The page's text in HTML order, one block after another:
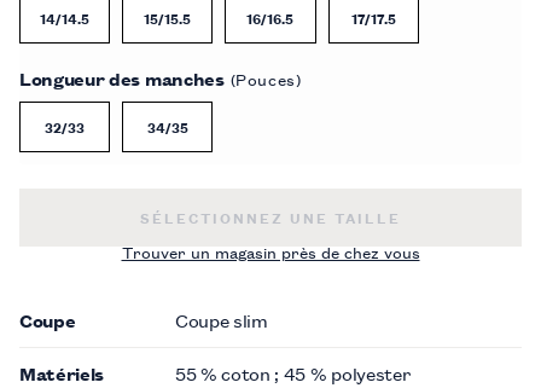
14/14.5 15/15.5 16/16.5 17/17.5
Longueur des manches (Pouces)
32/33 34/35
CHEMISE HABILLÉE SANS REPASSAGE EN
SÉLECTIONNEZ UNE TAILLE
Trouver un magasin près de chez vous
Coupe Coupe slim
Matériels 55 % coton ; 45 % polyester